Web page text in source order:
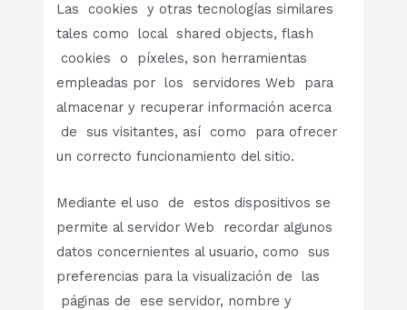
Las cookies y otras tecnologías similares
tales como local shared objects, flash
cookies o píxeles, son herramientas
empleadas por los servidores Web para
almacenar y recuperar información acerca
de sus visitantes, así como para ofrecer
un correcto funcionamiento del sitio.
Mediante el uso de estos dispositivos se
permite al servidor Web recordar algunos
datos concernientes al usuario, como sus
preferencias para la visualización de las
páginas de ese servidor, nombre y